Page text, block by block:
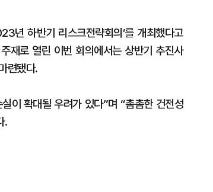
년 하반기 리스크전략회의’를 개최했다고
재로 열린 이번 회의에서는 상반기 추진사
련됐다.
이 확대될 우려가 있다”며 “촘촘한 건전성
.